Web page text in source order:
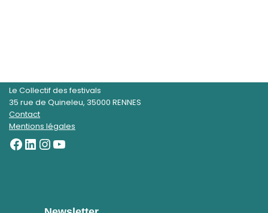
Le Collectif des festivals
35 rue de Quineleu, 35000 RENNES
Contact
Mentions légales